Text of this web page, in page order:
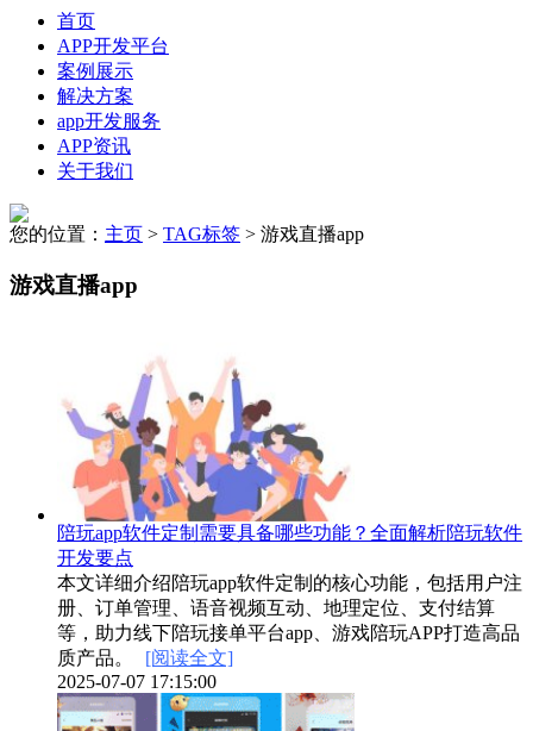
首页
APP开发平台
案例展示
解决方案
app开发服务
APP资讯
关于我们
您的位置： 主页 > TAG标签 > 游戏直播app
游戏直播app
陪玩app软件定制需要具备哪些功能？全面解析陪玩软件
开发要点
本文详细介绍陪玩app软件定制的核心功能，包括用户注
册、订单管理、语音视频互动、地理定位、支付结算
等，助力线下陪玩接单平台app、游戏陪玩APP打造高品
质产品。
[阅读全文]
2025-07-07 17:15:00